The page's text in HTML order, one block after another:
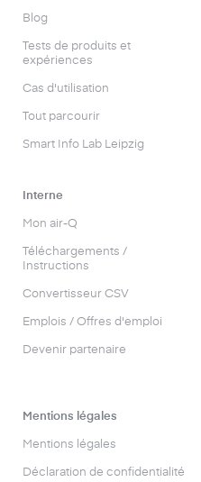
Blog
Tests de produits et
expériences
Cas d'utilisation
Tout parcourir
Smart Info Lab Leipzig
Interne
Mon air-Q
Téléchargements /
Instructions
Convertisseur CSV
Emplois / Offres d'emploi
Devenir partenaire
Mentions légales
Mentions légales
Déclaration de confidentialité